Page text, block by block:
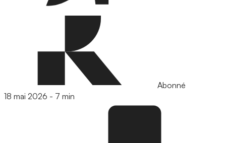
Abonné
18 mai 2026 - 7 min